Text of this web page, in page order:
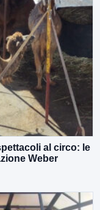
al circo: le
Weber